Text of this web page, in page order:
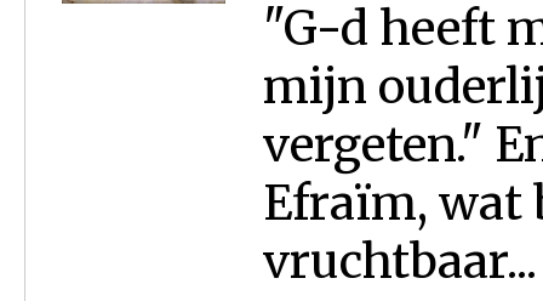
"G-d heeft
mijn
vergeten."
Efraïm, wat
vruchtbaar...